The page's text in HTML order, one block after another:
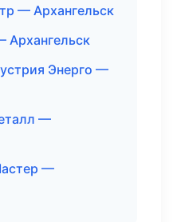
— Архангельск
Архангельск
Энерго —
—
—